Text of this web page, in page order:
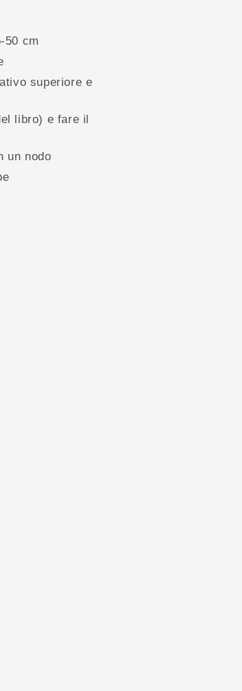
50 cm
superiore e
libro) e fare il
un nodo